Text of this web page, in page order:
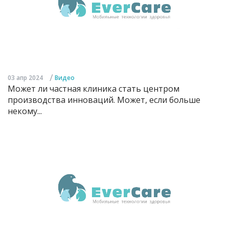
03 апр 2024 / Видео
Может ли частная клиника стать центром
производства инноваций. Может, если больше
некому...